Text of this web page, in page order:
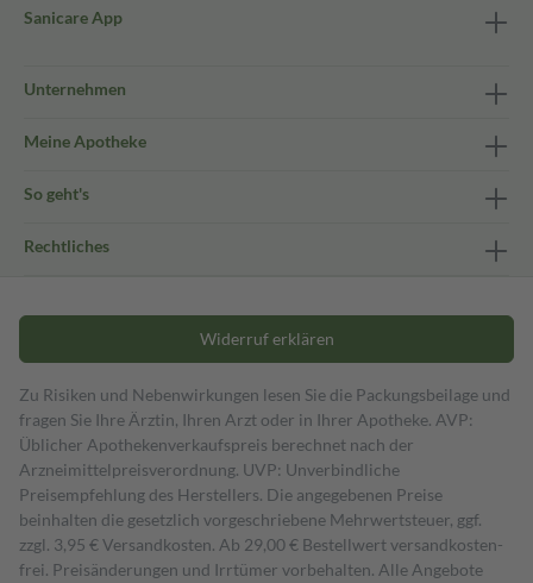
Sanicare App
Unternehmen
Meine Apotheke
So geht's
Rechtliches
Widerruf erklären
Zu Risiken und Nebenwirkungen lesen Sie die Packungsbeilage und
fragen Sie Ihre Ärztin, Ihren Arzt oder in Ihrer Apotheke. AVP:
Üblicher Apothekenverkaufspreis berechnet nach der
Arzneimittelpreisverordnung. UVP: Unverbindliche
Preisempfehlung des Herstellers. Die angegebenen Preise
beinhalten die gesetzlich vorgeschriebene Mehrwertsteuer, ggf.
zzgl. 3,95 € Versandkosten. Ab 29,00 € Bestell­wert versand­kosten­
frei. Preisänderungen und Irrtümer vorbehalten. Alle Angebote